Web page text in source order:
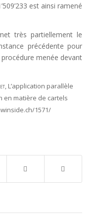
est ainsi ramené
très partiellement le
précédente pour
menée devant
, L’application parallèle
en matière de cartels
1571/